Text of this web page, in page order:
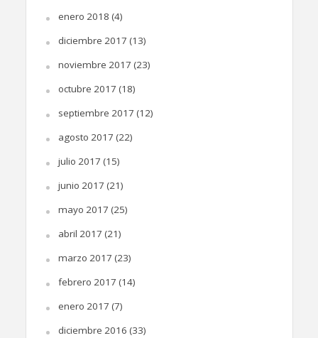
enero 2018 (4)
diciembre 2017 (13)
noviembre 2017 (23)
octubre 2017 (18)
septiembre 2017 (12)
agosto 2017 (22)
julio 2017 (15)
junio 2017 (21)
mayo 2017 (25)
abril 2017 (21)
marzo 2017 (23)
febrero 2017 (14)
enero 2017 (7)
diciembre 2016 (33)